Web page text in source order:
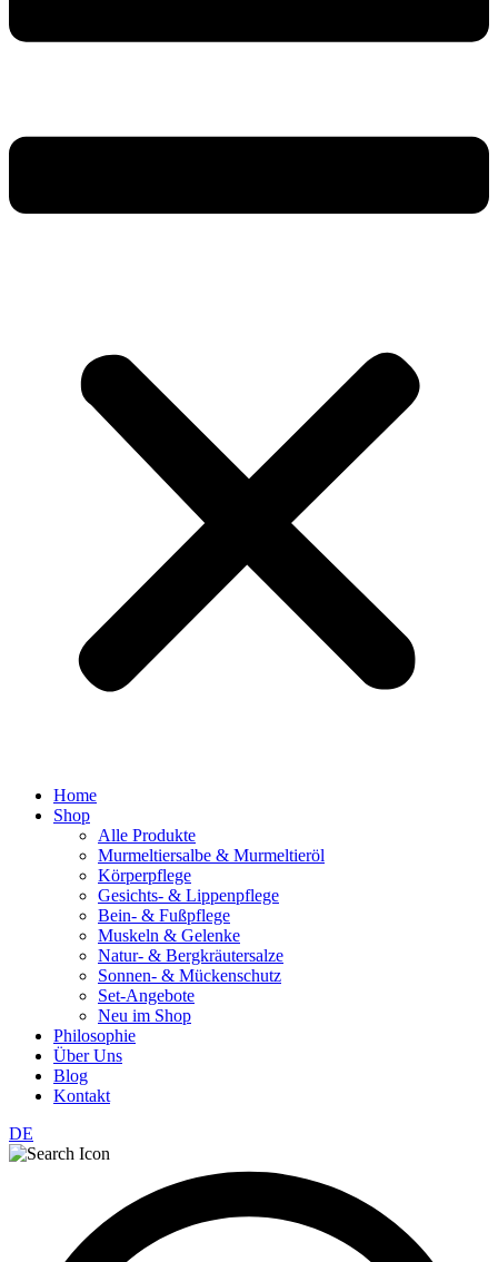
Home
Shop
Alle Produkte
Murmeltiersalbe & Murmeltieröl
Körperpflege
Gesichts- & Lippenpflege
Bein- & Fußpflege
Muskeln & Gelenke
Natur- & Bergkräutersalze
Sonnen- & Mückenschutz
Set-Angebote
Neu im Shop
Philosophie
Über Uns
Blog
Kontakt
DE